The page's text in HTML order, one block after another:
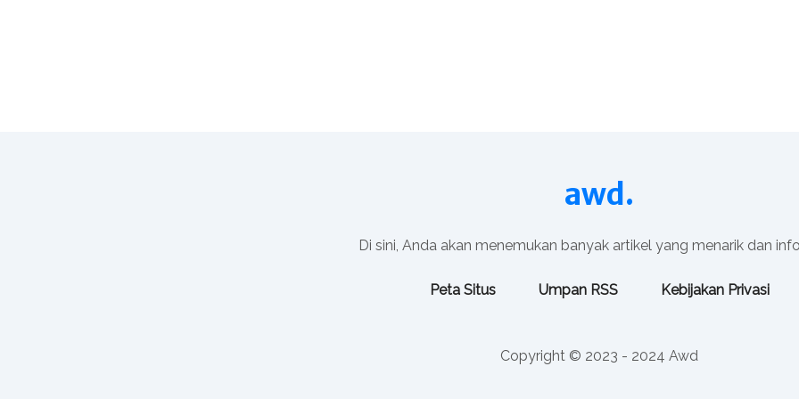
awd.
Di sini, Anda akan menemukan banyak artikel yang menarik dan
Peta Situs Umpan RSS Kebijakan Privasi
Copyright © 2023 - 2024 Awd